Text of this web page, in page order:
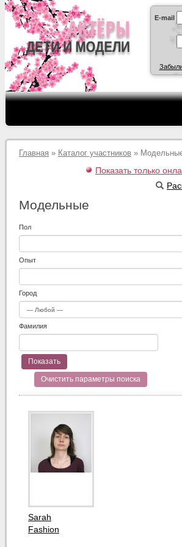
E-mail
Главная » Каталог участников »
Показать только
Модельные
Пол
Опыт
Город
Фамилия
Очистить параметры поиска
Sarah
Fashion